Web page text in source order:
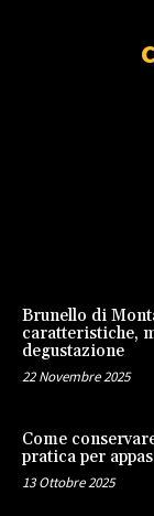
Brunello di
caratteristiche,
degustazione
22 Novembre 2025
Come
pratica per
13 Ottobre 2025